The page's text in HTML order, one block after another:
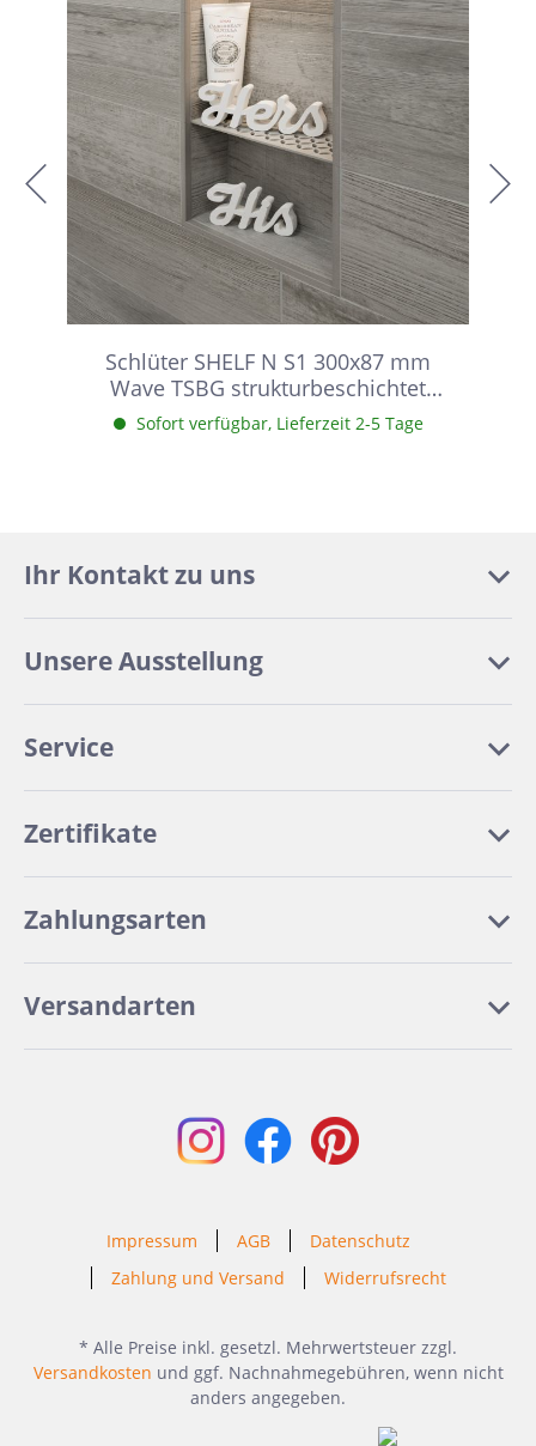
Schlüter SHELF N S1 300x87 mm
Wave TSBG strukturbeschichtet
Beigegrau Duschablage
Sofort verfügbar, Lieferzeit 2-5 Tage
Ihr Kontakt zu uns
Unsere Ausstellung
Service
Zertifikate
Zahlungsarten
Versandarten
Impressum AGB
Datenschutz
Zahlung und Versand
Widerrufsrecht
* Alle Preise inkl. gesetzl. Mehrwertsteuer zzgl.
Versandkosten und ggf. Nachnahmegebühren, wenn nicht
anders angegeben.